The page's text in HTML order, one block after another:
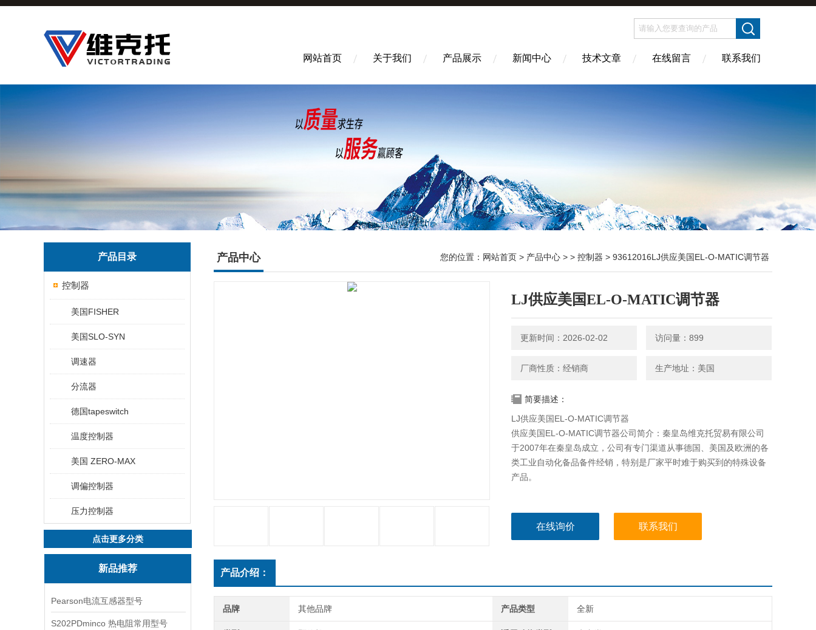
网站首页 关于我们 产品展示 新闻中心 技术文章 在线留言 联系我们
产品目录
控制器
美国FISHER
美国SLO-SYN
调速器
分流器
德国tapeswitch
温度控制器
美国 ZERO-MAX
调偏控制器
压力控制器
点击更多分类
新品推荐
Pearson电流互感器型号
S202PDminco 热电阻常用型号
产品中心 您的位置： 网站首页 > 产品中心 > > 控制器 > 93612016LJ供应美国EL-O-MATIC调节器
LJ供应美国EL-O-MATIC调节器
更新时间：2026-02-02 访问量：899
厂商性质：经销商 生产地址：美国
简要描述：
LJ供应美国EL-O-MATIC调节器
供应美国EL-O-MATIC调节器公司简介：秦皇岛维克托贸易有限公司
于2007年在秦皇岛成立，公司有专门渠道从事德国、美国及欧洲的各
类工业自动化备品备件经销，特别是厂家平时难于购买到的特殊设备
产品。
在线询价 联系我们
产品介绍：
品牌 其他品牌 产品类型 全新